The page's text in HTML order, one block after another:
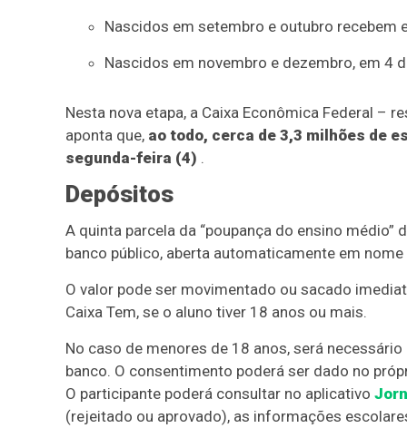
Nascidos em setembro e outubro recebem
Nascidos em novembro e dezembro, em 4
Nesta nova etapa, a Caixa Econômica Federal –
aponta que, ao todo, cerca de 3,3 milhões de
segunda-feira (4) .
Depósitos
A quinta parcela da “poupança do ensino
banco público, aberta automaticamente em
O valor pode ser movimentado ou sacado
Caixa Tem, se o aluno tiver 18 anos ou mais.
No caso de menores de 18 anos, será
banco. O consentimento poderá ser dado no
O participante poderá consultar no aplicativo
(rejeitado ou aprovado), as informações